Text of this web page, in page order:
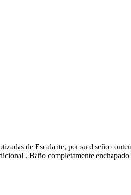
de Escalante, por su diseño
. Baño completamente